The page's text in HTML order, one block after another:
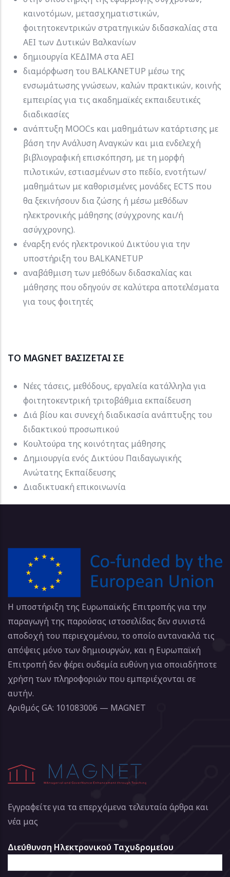
καινοτόμων, μετασχηματιστικών,
φοιτητοκεντρικών στρατηγικών διδασκαλίας στα
ΑΕΙ των Δυτικών Βαλκανίων
δημιουργία ΚΕΔΙΜΑ στα ΑΕΙ
διαμόρφωση του BALKANETUP μέσω της
ενσωμάτωσης γνώσεων, καλών πρακτικών, κοινής
εμπειρίας για τις ακαδημαϊκές εκπαιδευτικές
διαδικασίες
ανάπτυξη MOOCs και μαθημάτων κατάρτισης με
βάση την Ανάλυση Αναγκών και μια ενδελεχή
βιβλιογραφική επισκόπηση, με τη μορφή
πιλοτικών, εστιασμένων στο πεδίο, ενοτήτων/
μαθημάτων με καθορισμένες μονάδες ECTS που
θα ξεκινήσουν δια ζώσης ή μέσω μεθόδων
ηλεκτρονικής μάθησης (σύγχρονης και/ή
ασύγχρονης).
έναρξη ενός ηλεκτρονικού Δικτύου για την
υποστήριξη του BALKANETUP
αναβάθμιση των μεθόδων διδασκαλίας και
μάθησης που οδηγούν σε καλύτερα αποτελέσματα
για τους φοιτητές
ΤΟ MAGNET ΒΑΣΙΖΕΤΑΙ ΣΕ
Νέες τάσεις, μεθόδους, εργαλεία κατάλληλα για
φοιτητοκεντρική τριτοβάθμια εκπαίδευση
Διά βίου και συνεχή διαδικασία ανάπτυξης του
διδακτικού προσωπικού
Κουλτούρα της κοινότητας μάθησης
Δημιουργία ενός Δικτύου Παιδαγωγικής
Ανώτατης Εκπαίδευσης
Διαδικτυακή επικοινωνία
Η υποστήριξη της Ευρωπαϊκής Επιτροπής για την
παραγωγή της παρούσας ιστοσελίδας δεν συνιστά
αποδοχή του περιεχομένου, το οποίο αντανακλά τις
απόψεις μόνο των δημιουργών, και η Ευρωπαϊκή
Επιτροπή δεν φέρει ουδεμία ευθύνη για οποιαδήποτε
χρήση των πληροφοριών που εμπεριέχονται σε
αυτήν.
Αριθμός GA: 101083006 — MAGNET
Εγγραφείτε για τα επερχόμενα τελευταία άρθρα και
νέα μας
Διεύθυνση Ηλεκτρονικού Ταχυδρομείου